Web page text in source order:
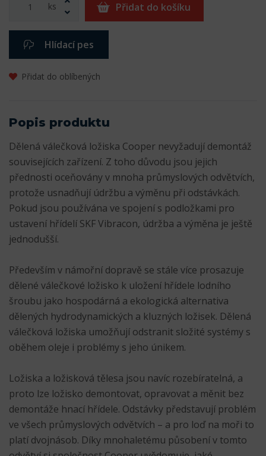
ks Přidat do košíku
Hlídací pes
Přidat do oblíbených
Popis produktu
Dělená válečková ložiska Cooper nevyžadují demontáž
souvisejících zařízení. Z toho důvodu jsou jejich
přednosti oceňovány v mnoha průmyslových odvětvích,
protože usnadňují údržbu a výměnu při odstávkách.
Pokud jsou používána ve spojení s podložkami pro
ustavení hřídelí SKF Vibracon, údržba a výměna je ještě
jednodušší.
Především v námořní dopravě se stále více prosazuje
dělené válečkové ložisko k uložení hřídele lodního
šroubu jako hospodárná a ekologická alternativa
dělených hydrodynamických a kluzných ložisek. Dělená
válečková ložiska umožňují odstranit složité systémy s
oběhem oleje i problémy s jeho únikem.
Ložiska a ložisková tělesa jsou navíc rozebíratelná, a
proto lze ložisko demontovat, opravovat a měnit bez
demontáže hnací hřídele. Odstávky představují problém
ve všech průmyslových odvětvích – a pro loď na moři to
platí dvojnásob. Díky mnohaletému působení v tomto